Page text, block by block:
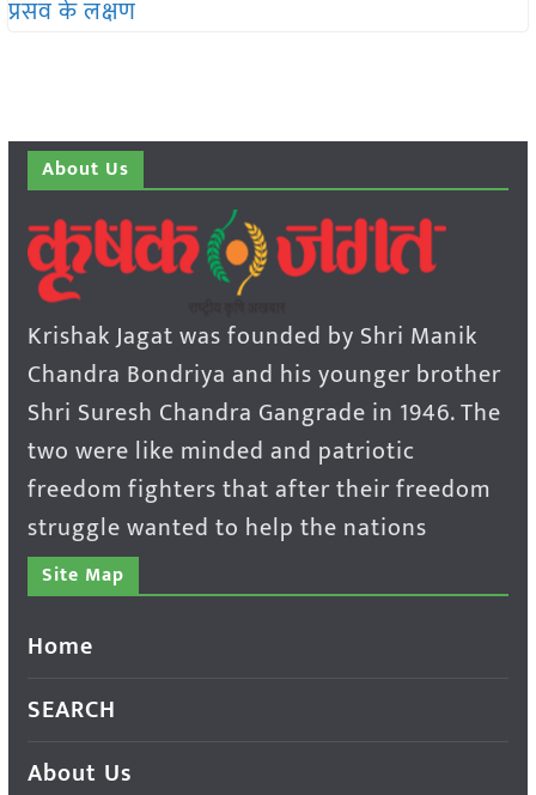
About Us
Krishak Jagat was founded by Shri Manik
Chandra Bondriya and his younger brother
Shri Suresh Chandra Gangrade in 1946. The
two were like minded and patriotic
freedom fighters that after their freedom
struggle wanted to help the nations
Site Map
Home
SEARCH
About Us